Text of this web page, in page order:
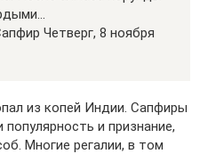
Четверг, 8 ноября
из копей Индии. Сапфиры
и признание,
Многие регалии, в том